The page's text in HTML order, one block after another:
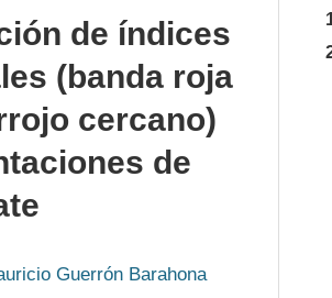
de índices
(banda roja
cercano)
de
Guerrón Barahona